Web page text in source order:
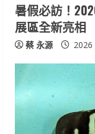
暑假必訪！
展區全新亮相
蔡 永源 2026